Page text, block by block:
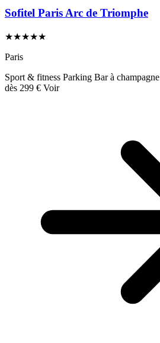
Sofitel Paris Arc de Triomphe
★★★★★
Paris
Sport & fitness Parking Bar à champagne
dès 299 € Voir